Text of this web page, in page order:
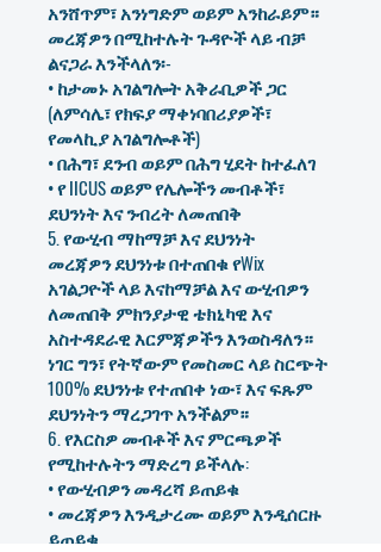
አንሸጥም፣ አንነግድም ወይም አንከራይም።
መረጃዎን በሚከተሉት ጉዳዮች ላይ ብቻ
ልናጋራ እንችላለን፡-
• ከታመኑ አገልግሎት አቅራቢዎች ጋር
(ለምሳሌ፣ የክፍያ ማቀነባበሪያዎች፣
የመላኪያ አገልግሎቶች)
• በሕግ፣ ደንብ ወይም በሕግ ሂደት ከተፈለገ
• የ IICUS ወይም የሌሎችን መብቶች፣
ደህንነት እና ንብረት ለመጠበቅ
5. የውሂብ ማከማቻ እና ደህንነት
መረጃዎን ደህንነቱ በተጠበቁ የWix
አገልጋዮች ላይ እናከማቻል እና ውሂብዎን
ለመጠበቅ ምክንያታዊ ቴክኒካዊ እና
አስተዳደራዊ እርምጃዎችን እንወስዳለን።
ነገር ግን፣ የትኛውም የመስመር ላይ ስርጭት
100% ደህንነቱ የተጠበቀ ነው፣ እና ፍጹም
ደህንነትን ማረጋገጥ አንችልም።
6. የእርስዎ መብቶች እና ምርጫዎች
የሚከተሉትን ማድረግ ይችላሉ:
• የውሂብዎን መዳረሻ ይጠይቁ
• መረጃዎን እንዲታረሙ ወይም እንዲሰርዙ
ይጠይቁ